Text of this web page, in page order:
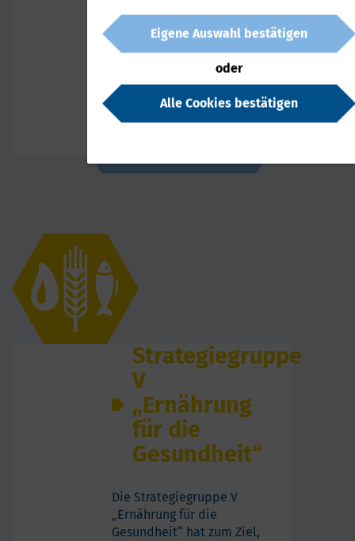
moderne Wellness-
Einrichtungen unter
Nutzung unserer
natürlichen Schätze wie
Wasser, Sole, Moor und
Strategiegruppe
V
„Ernährung
für die
Gesundheit“
Die Strategiegruppe V
„Ernährung für die
Gesundheit“ hat zum Ziel,
Eigene Auswahl bestätigen
oder
Alle Cookies bestätigen